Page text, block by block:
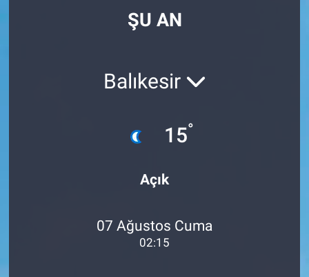
ŞU AN
Balıkesir
15°
Açık
07 Ağustos Cuma
02:15